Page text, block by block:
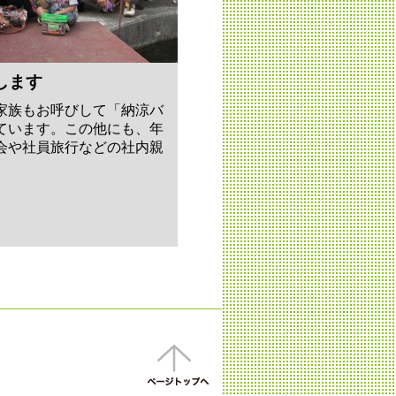
ます
族もお呼びして「納涼バ
います。この他にも、年
や社員旅行などの社内親